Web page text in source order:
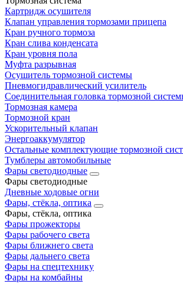
Картридж осушителя
Клапан управления тормозами прицепа
Кран ручного тормоза
Кран слива конденсата
Кран уровня пола
Муфта разрывная
Осушитель тормозной системы
Пневмогидравлический усилитель
Соединительная головка тормозной
Тормозная камера
Тормозной кран
Ускорительный клапан
Энергоаккумулятор
Остальные комплектующие тормозной
Тумблеры автомобильные
Фары светодиодные
Фары светодиодные
Дневные ходовые огни
Фары, стёкла, оптика
Фары, стёкла, оптика
Фары прожекторы
Фары рабочего света
Фары ближнего света
Фары дальнего света
Фары на спецтехнику
Фары на комбайны